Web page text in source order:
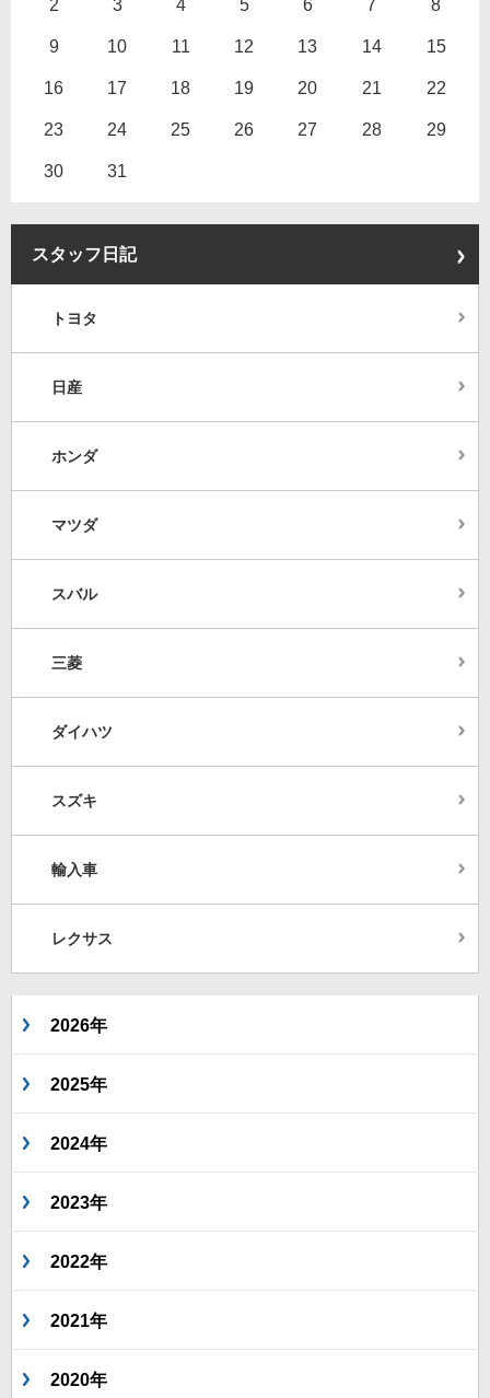
2 3 4 5 6 7 8
9 10 11 12 13 14 15
16 17 18 19 20 21 22
23 24 25 26 27 28 29
30 31
スタッフ日記
トヨタ
日産
ホンダ
マツダ
スバル
三菱
ダイハツ
スズキ
輸入車
レクサス
2026年
2025年
2024年
2023年
2022年
2021年
2020年